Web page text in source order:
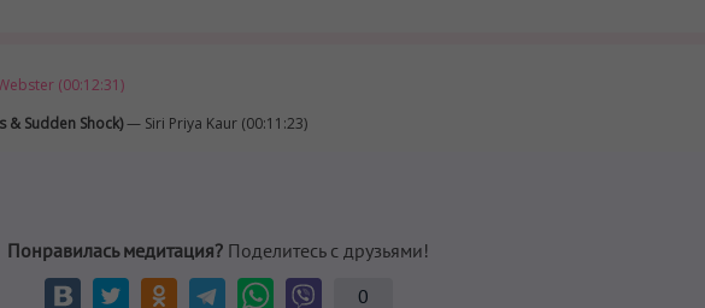
(00:12:31)
& Sudden Shock)— Siri Priya Kaur (00:11:23)
Понравилась медитация? Поделитесь с друзьями!
0